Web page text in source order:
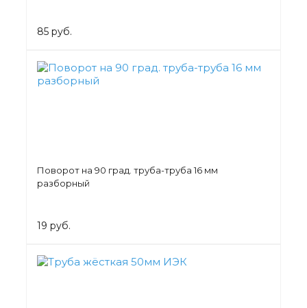
85 руб.
Поворот на 90 град. труба-труба 16 мм
разборный
19 руб.